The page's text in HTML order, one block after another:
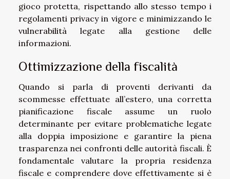
gioco protetta, rispettando allo stesso tempo i
regolamenti privacy in vigore e minimizzando le
vulnerabilità legate alla gestione delle
informazioni.
Ottimizzazione della fiscalità
Quando si parla di proventi derivanti da
scommesse effettuate all’estero, una corretta
pianificazione fiscale assume un ruolo
determinante per evitare problematiche legate
alla doppia imposizione e garantire la piena
trasparenza nei confronti delle autorità fiscali. È
fondamentale valutare la propria residenza
fiscale e comprendere dove effettivamente si è